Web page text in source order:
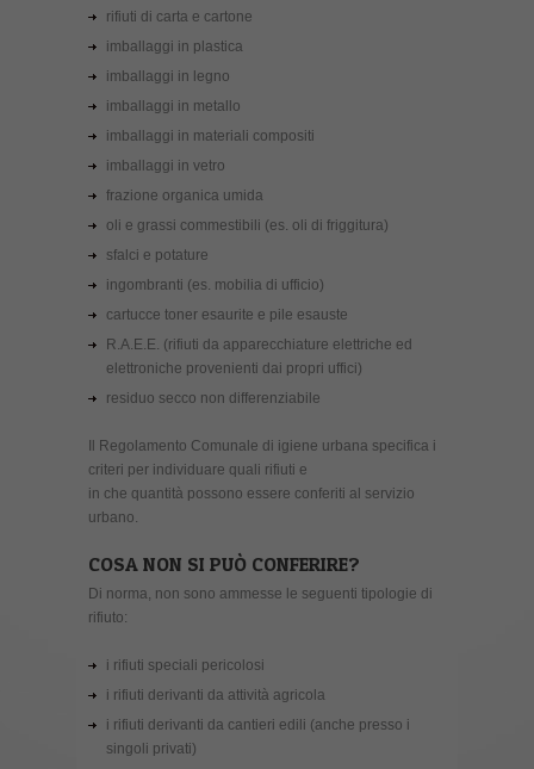
rifiuti di carta e cartone
imballaggi in plastica
imballaggi in legno
imballaggi in metallo
imballaggi in materiali compositi
imballaggi in vetro
frazione organica umida
oli e grassi commestibili (es. oli di friggitura)
sfalci e potature
ingombranti (es. mobilia di ufficio)
cartucce toner esaurite e pile esauste
R.A.E.E. (rifiuti da apparecchiature elettriche ed
elettroniche provenienti dai propri uffici)
residuo secco non differenziabile
Il Regolamento Comunale di igiene urbana specifica i
criteri per individuare quali rifiuti e
in che quantità possono essere conferiti al servizio
urbano.
COSA NON SI PUÒ CONFERIRE?
Di norma, non sono ammesse le seguenti tipologie di
rifiuto:
i rifiuti speciali pericolosi
i rifiuti derivanti da attività agricola
i rifiuti derivanti da cantieri edili (anche presso i
singoli privati)